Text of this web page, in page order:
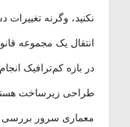
انتقال یک مجموعه
در بازه کم‌ترافیک
طراحی زیرساخت
معماری سرور بررسی